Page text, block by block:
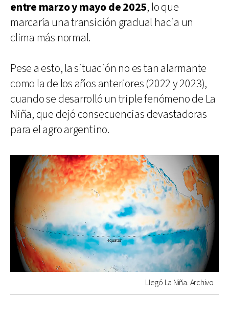
entre marzo y mayo de 2025, lo que
marcaría una transición gradual hacia un
clima más normal.
Pese a esto, la situación no es tan alarmante
como la de los años anteriores (2022 y 2023),
cuando se desarrolló un triple fenómeno de La
Niña, que dejó consecuencias devastadoras
para el agro argentino.
Llegó La Niña. Archivo